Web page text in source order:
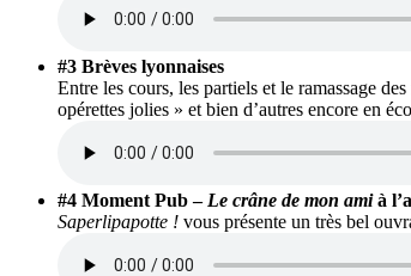
#3 Brèves lyonnaises
Entre les cours, les partiels et le ramassage
opérettes jolies » et bien d’autres encore en
#4 Moment Pub – Le crâne de mon amià
Saperlipapotte ! vous présente un très bel